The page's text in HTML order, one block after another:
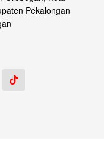
Pekalongan